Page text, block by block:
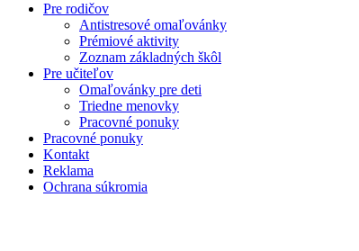
Pre rodičov
Antistresové omaľovánky
Prémiové aktivity
Zoznam základných škôl
Pre učiteľov
Omaľovánky pre deti
Triedne menovky
Pracovné ponuky
Pracovné ponuky
Kontakt
Reklama
Ochrana súkromia